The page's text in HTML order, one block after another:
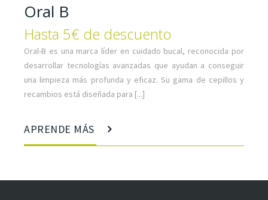
Oral B
Hasta 5€ de descuento
Oral-B es una marca líder en cuidado bucal, reconocida por
desarrollar tecnologías avanzadas que ayudan a conseguir
una limpieza más profunda y eficaz. Su gama de cepillos y
recambios está diseñada para [...]
APRENDE MÁS